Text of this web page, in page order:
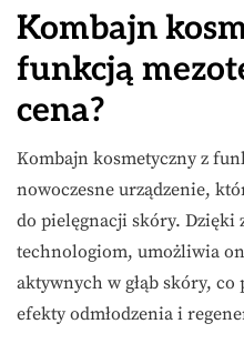
Kombajn
funkcją
cena?
Kombajn kosmetyczny z
nowoczesne urządzenie,
do pielęgnacji skóry. Dzięki
technologiom, umożliwia
aktywnych w głąb skóry, co
efekty odmłodzenia i